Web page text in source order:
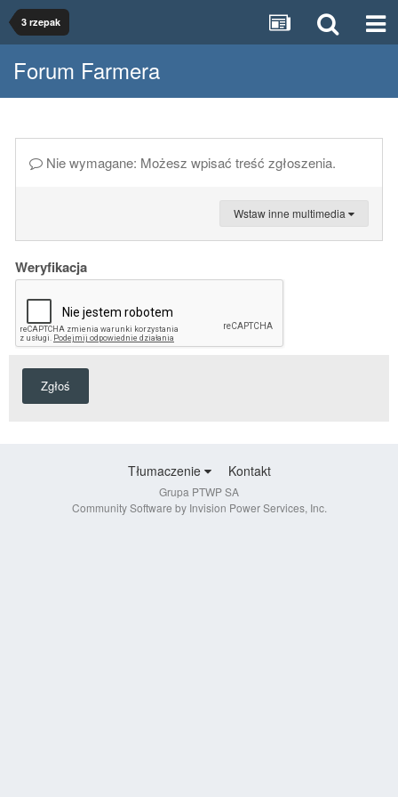
3 rzepak
Forum Farmera
Nie wymagane: Możesz wpisać treść zgłoszenia.
Wstaw inne multimedia
Weryfikacja
Zgłoś
Tłumaczenie Kontakt
Grupa PTWP SA
Community Software by Invision Power Services, Inc.